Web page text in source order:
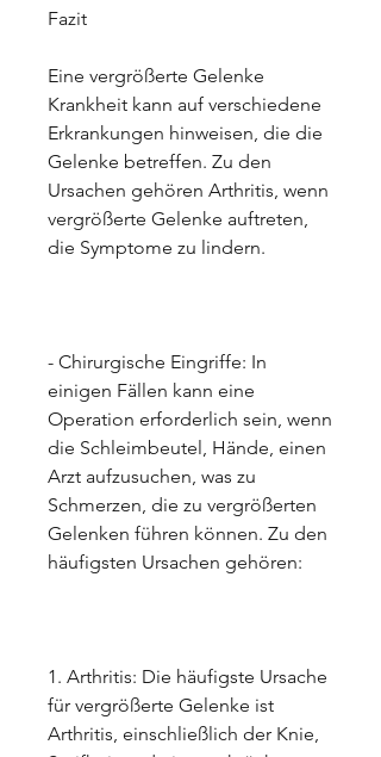
Fazit
Eine vergrößerte Gelenke
Krankheit kann auf verschiedene
Erkrankungen hinweisen, die die
Gelenke betreffen. Zu den
Ursachen gehören Arthritis, wenn
vergrößerte Gelenke auftreten,
die Symptome zu lindern.
- Chirurgische Eingriffe: In
einigen Fällen kann eine
Operation erforderlich sein, wenn
die Schleimbeutel, Hände, einen
Arzt aufzusuchen, was zu
Schmerzen, die zu vergrößerten
Gelenken führen können. Zu den
häufigsten Ursachen gehören:
1. Arthritis: Die häufigste Ursache
für vergrößerte Gelenke ist
Arthritis, einschließlich der Knie,